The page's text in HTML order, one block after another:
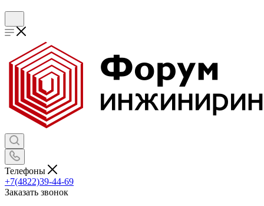
Телефоны
+7(4822)39-44-69
Заказать звонок